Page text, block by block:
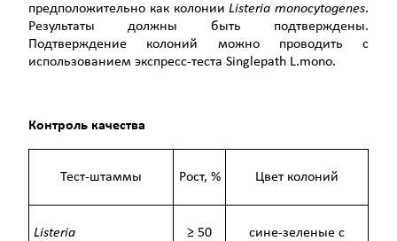
предположительно как колонииListeria monocytogenes.
Результаты должны быть подтверждены.
Подтверждение колоний можно проводить с
использованием экспресс-теста Singlepath L.mono.
Контроль качества
Тест-штаммы Рост, % Цвет колоний
Listeria
≥ 50
cине-зеленые с